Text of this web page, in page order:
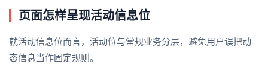
页面怎样呈现活动信息位
就活动信息位而言，活动位与常规业务分层，避免用户误把动
态信息当作固定规则。